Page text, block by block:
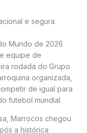
e segura
Mundo de 2026
equipe de
rodada do Grupo
organizada,
de igual para
futebol mundial.
Marrocos chegou
a histórica